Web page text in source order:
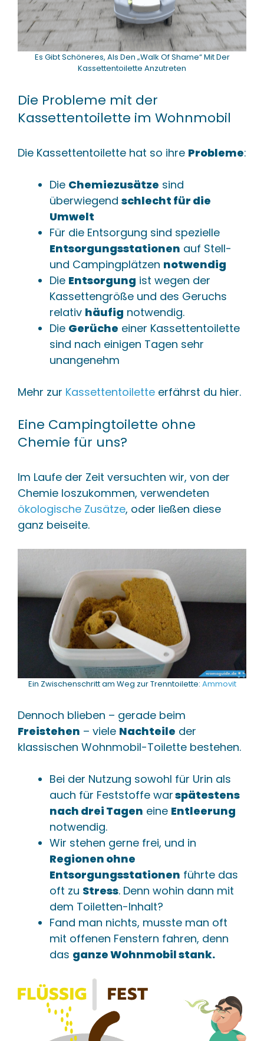
Es Gibt Schöneres, Als Den „Walk Of Shame“ Mit Der
Kassettentoilette Anzutreten
Die Probleme mit der
Kassettentoilette im Wohnmobil
Die Kassettentoilette hat so ihre Probleme:
Die Chemiezusätze sind
überwiegend schlecht für die
Umwelt
Für die Entsorgung sind spezielle
Entsorgungsstationen auf Stell-
und Campingplätzen notwendig
Die Entsorgung ist wegen der
Kassettengröße und des Geruchs
relativ häufig notwendig.
Die Gerüche einer Kassettentoilette
sind nach einigen Tagen sehr
unangenehm
Mehr zur Kassettentoilette erfährst du hier.
Eine Campingtoilette ohne
Chemie für uns?
Im Laufe der Zeit versuchten wir, von der
Chemie loszukommen, verwendeten
ökologische Zusätze, oder ließen diese
ganz beiseite.
Ein Zwischenschritt am Weg zur Trenntoilette: Ammovit
Dennoch blieben – gerade beim
Freistehen – viele Nachteile der
klassischen Wohnmobil-Toilette bestehen.
Bei der Nutzung sowohl für Urin als
auch für Feststoffe warspätestens
nach drei Tagen eine Entleerung
notwendig.
Wir stehen gerne frei, und in
Regionen ohne
Entsorgungsstationen führte das
oft zu Stress. Denn wohin dann mit
dem Toiletten-Inhalt?
Fand man nichts, musste man oft
mit offenen Fenstern fahren, denn
das ganze Wohnmobil stank.